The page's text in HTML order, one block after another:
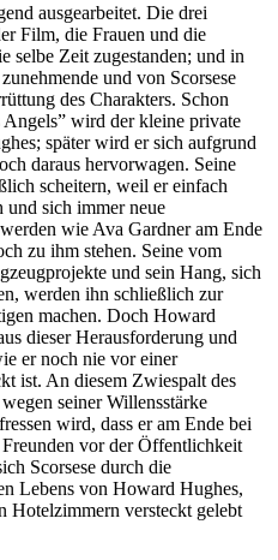
ausgearbeitet. Die drei
Film, die Frauen und die
selbe Zeit zugestanden; und in
und von Scorsese
des Charakters. Schon
Angels” wird der kleine private
später wird er sich aufgrund
daraus hervorwagen. Seine
scheitern, weil er einfach
und sich immer neue
wie Ava Gardner am Ende
zu ihm stehen. Seine vom
und sein Hang, sich
werden ihn schließlich zur
machen. Doch Howard
dieser Herausforderung und
er noch nie vor einer
ist. An diesem Zwiespalt des
seiner Willensstärke
wird, dass er am Ende bei
vor der Öffentlichkeit
Scorsese durch die
Lebens von Howard Hughes,
Hotelzimmern versteckt gelebt